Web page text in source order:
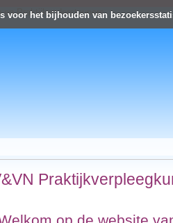
voor het bijhouden van
op de website